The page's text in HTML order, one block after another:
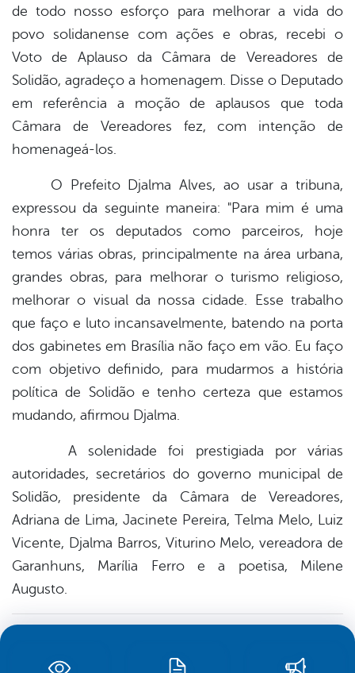
de todo nosso esforço para melhorar a vida do
povo solidanense com ações e obras, recebi o
Voto de Aplauso da Câmara de Vereadores de
Solidão, agradeço a homenagem. Disse o Deputado
em referência a moção de aplausos que toda
Câmara de Vereadores fez, com intenção de
homenageá-los.
O Prefeito Djalma Alves, ao usar a tribuna,
expressou da seguinte maneira: "Para mim é uma
honra ter os deputados como parceiros, hoje
temos várias obras, principalmente na área urbana,
grandes obras, para melhorar o turismo religioso,
melhorar o visual da nossa cidade. Esse trabalho
que faço e luto incansavelmente, batendo na porta
dos gabinetes em Brasília não faço em vão. Eu faço
com objetivo definido, para mudarmos a história
política de Solidão e tenho certeza que estamos
mudando, afirmou Djalma.
A solenidade foi prestigiada por várias
autoridades, secretários do governo municipal de
Solidão, presidente da Câmara de Vereadores,
Adriana de Lima, Jacinete Pereira, Telma Melo, Luiz
Vicente, Djalma Barros, Viturino Melo, vereadora de
Garanhuns, Marília Ferro e a poetisa, Milene
Augusto.